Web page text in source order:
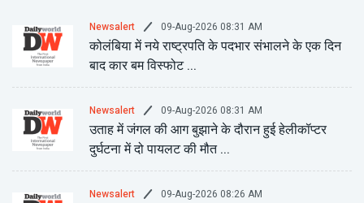
Newsalert 09-Aug-2026 08:31 AM
कोलंबिया में नये राष्ट्रपति के पदभार संभालने के एक दिन
बाद कार बम विस्फोट ...
Newsalert 09-Aug-2026 08:31 AM
उताह में जंगल की आग बुझाने के दौरान हुई हेलीकॉप्टर
दुर्घटना में दो पायलट की मौत ...
Newsalert 09-Aug-2026 08:26 AM